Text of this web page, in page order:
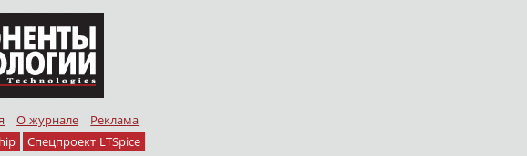
О журнале
Реклама
Спецпроект LTSpice